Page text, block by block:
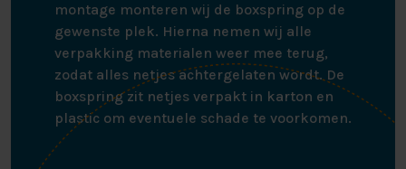
montage monteren wij de boxspring op de
gewenste plek. Hierna nemen wij alle
verpakking materialen weer mee terug,
zodat alles netjes achtergelaten wordt. De
boxspring zit netjes verpakt in karton en
plastic om eventuele schade te voorkomen.